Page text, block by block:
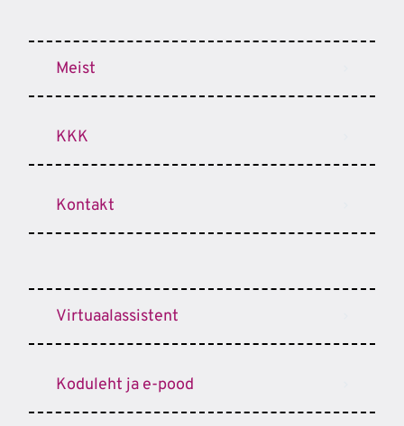
Meist
KKK
Kontakt
Virtuaalassistent
Koduleht ja e-pood